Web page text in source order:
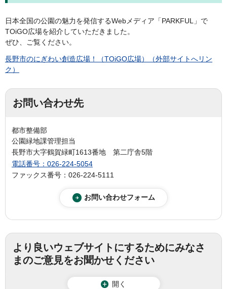
日本全国の公園の魅力を発信するWebメディア「PARKFUL」で
TOiGO広場を紹介していただきました。
ぜひ、ご覧ください。
長野市のにぎわい創造広場！（TOiGO広場）（外部サイトへリン
ク）
お問い合わせ先
都市整備部
公園緑地課管理担当
長野市大字鶴賀緑町1613番地 第二庁舎5階
電話番号：026-224-5054
ファックス番号：026-224-5111
より良いウェブサイトにするためにみなさ
まのご意見をお聞かせください
開く